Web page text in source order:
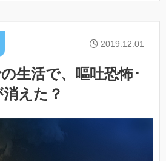
2019.12.01
生活で、嘔吐恐怖･
えた？